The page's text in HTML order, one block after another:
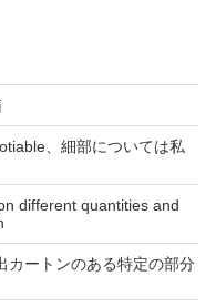
、細部については私
different quantities and
カートンのある特定の部分